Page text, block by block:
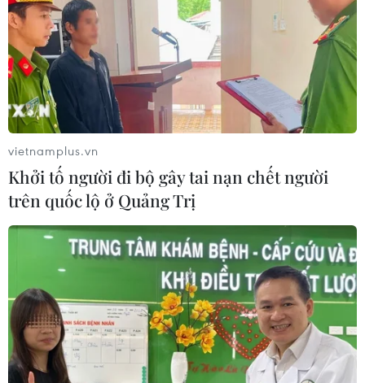
công diễn vở hài kịch “Cơn ghen của Lọ Lem” để ra
mắt đoàn kịch tư nhân LucTeam vào tối 23/11 tại Nhà
hát chèo Việt Nam.
vietnamplus.vn
Khởi tố người đi bộ gây tai nạn chết người
trên quốc lộ ở Quảng Trị